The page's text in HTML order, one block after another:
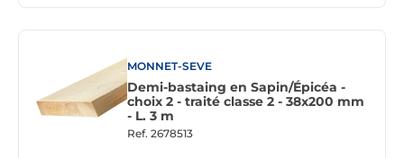
MONNET-SEVE
Demi-bastaing en Sapin/Épicéa -
choix 2 - traité classe 2 - 38x200 mm
- L. 3 m
Ref. 2678513